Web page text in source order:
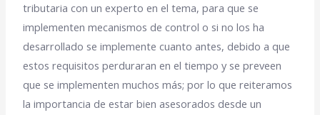
tributaria con un experto en el tema, para que se
implementen mecanismos de control o si no los ha
desarrollado se implemente cuanto antes, debido a que
estos requisitos perduraran en el tiempo y se preveen
que se implementen muchos más; por lo que reiteramos
la importancia de estar bien asesorados desde un